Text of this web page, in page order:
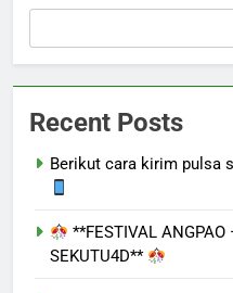
Recent Posts
Berikut cara kirim pulsa
**FESTIVAL ANGPAO
SEKUTU4D**